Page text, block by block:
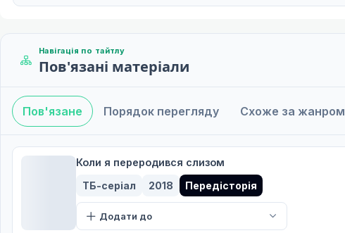
Хоуп
Ставити все на карту
09 бер. 2021
Мегіддо
Народження Володаря Демонів
23 бер. 2021
Навігація по тайтлу
Пов'язані матеріали
Пов'язане Порядок перегляду Схоже за жанром
Коли я переродився слизом
ТБ-серіал
2018 Передісторія
Додати до